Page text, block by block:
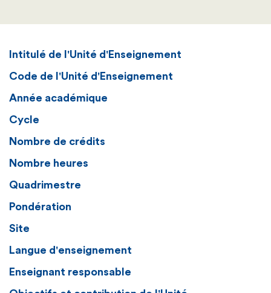
Intitulé de l'Unité d'Enseignement
Code de l'Unité d'Enseignement
Année académique
Cycle
Nombre de crédits
Nombre heures
Quadrimestre
Pondération
Site
Langue d'enseignement
Enseignant responsable